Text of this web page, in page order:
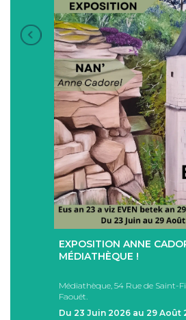
EXPOSITION ANNE
MÉDIATHÈQUE !
Médiathèque, 54 Rue de Saint-
Faouët.
Du 23 Juin 2026 au 29 Août